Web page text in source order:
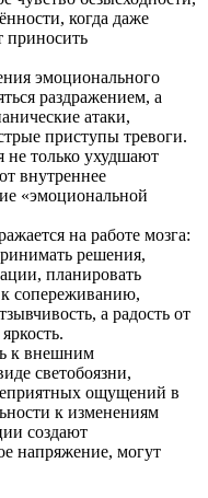
когда даже
приносить
эмоционального
раздражением, а
атаки,
приступы тревоги.
не только ухудшают
внутреннее
«эмоциональной
на работе мозга:
решения,
планировать
к сопереживанию,
а радость от
к внешним
светобоязни,
ощущений в
к изменениям
создают
напряжение, могут